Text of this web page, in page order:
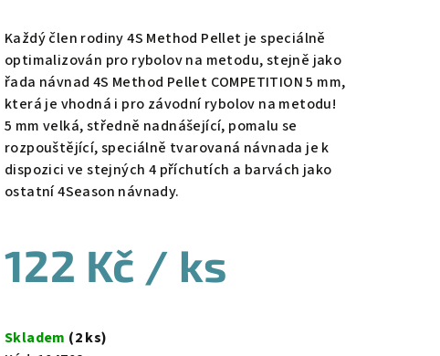
Každý člen rodiny 4S Method Pellet je speciálně
optimalizován pro rybolov na metodu, stejně jako
řada návnad 4S Method Pellet COMPETITION 5 mm,
která je vhodná i pro závodní rybolov na metodu!
5 mm velká, středně nadnášející, pomalu se
rozpouštějící, speciálně tvarovaná návnada je k
dispozici ve stejných 4 příchutích a barvách jako
ostatní 4Season návnady.
122 Kč / ks
cena:
Skladem (2 ks)